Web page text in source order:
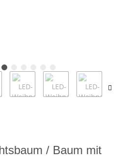
/ Baum mit